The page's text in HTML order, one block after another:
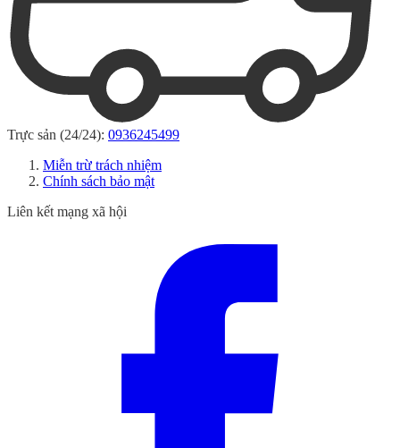
Trực sản (24/24): 0936245499
Miễn trừ trách nhiệm
Chính sách bảo mật
Liên kết mạng xã hội